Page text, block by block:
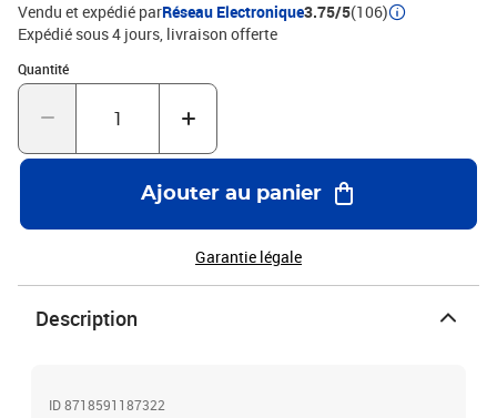
Vendu et expédié parRéseau Electronique3.75/5(106)
Expédié sous 4 jours livraison offerte
Quantité
Quantité : 1
Ajouter au panier
Garantie légale
Description
ID 8718591187322